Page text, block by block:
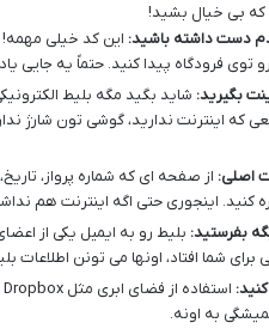
که بی خیال بشید!
این کد خیلی مهمه!
توی فرودگاه پیدا کنید. حتماً یه
بگیرید: شاید بگید مگه بلیط
که اینترنت ندارید، گوشی تون
اصلی: از صفحه ای که شماره پرواز،
کنید. اینجوری حتی اگه اینترنت هم
بفرستید: بلیط رو به ایمیل یکی از
برای شما افتاد، اونها می تونن اطلاعات
به اونه.